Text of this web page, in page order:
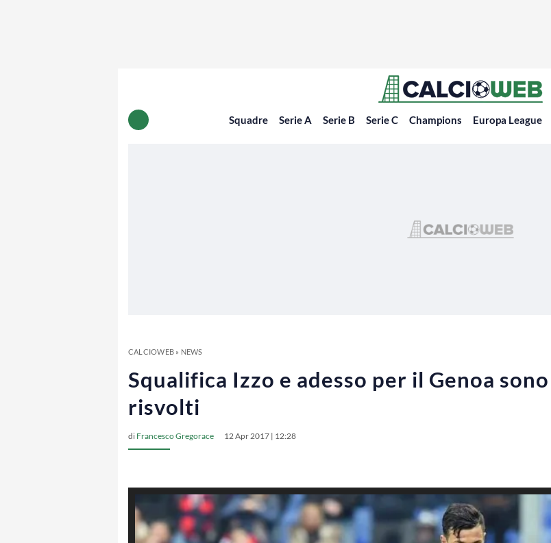
Squadre Serie A Serie B Serie C Champions Europa League
CALCIOWEB» NEWS
Squalifica Izzo e adesso per il Genoa
risvolti
di Francesco Gregorace 12 Apr 2017 | 12:28